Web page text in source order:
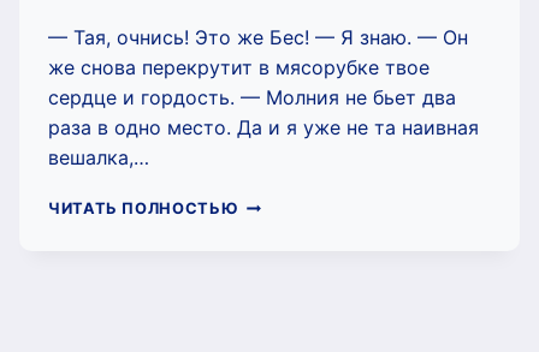
— Тая, очнись! Это же Бес! — Я знаю. — Он
же снова перекрутит в мясорубке твое
сердце и гордость. — Молния не бьет два
раза в одно место. Да и я уже не та наивная
вешалка,…
ЧИТАТЬ ПОЛНОСТЬЮ РАСТОПИ